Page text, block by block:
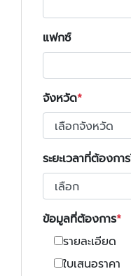
แฟกซ์
จังหวัด
ระยะเวลาที่ต้องกา
ข้อมูลที่ต้องการ
รายละเอียด
ใบเสนอราคา